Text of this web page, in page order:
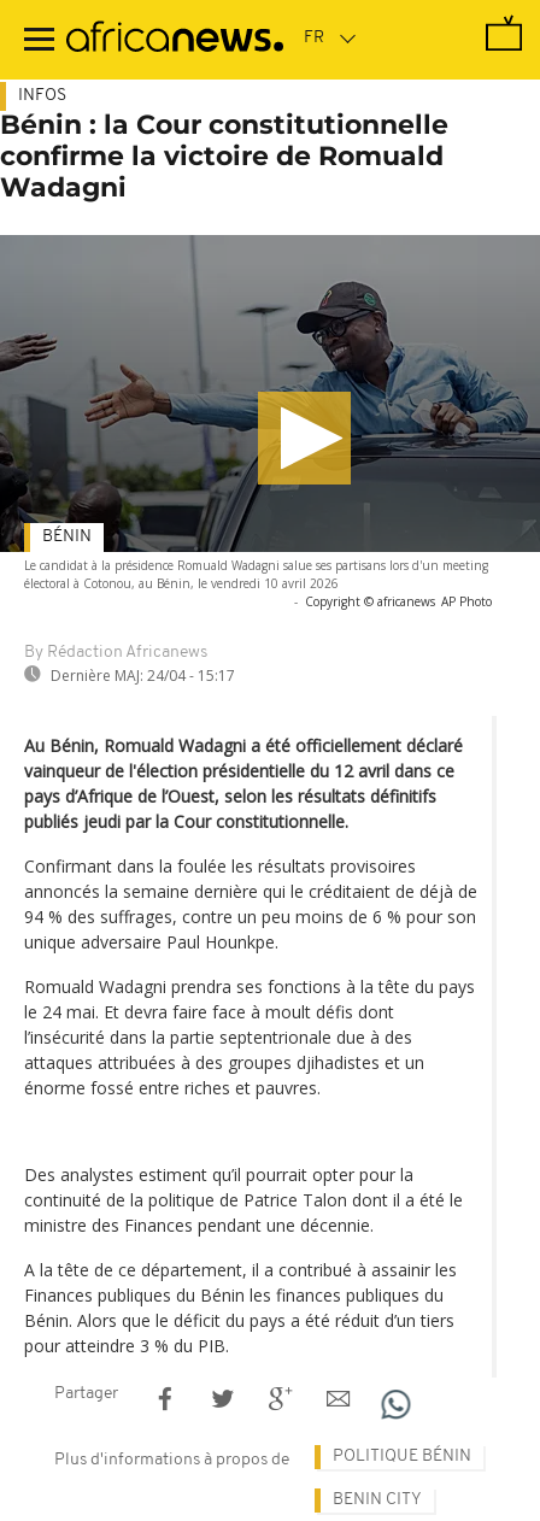
contenu
INFOS
Bénin : la Cour constitutionnelle
confirme la victoire de Romuald
Wadagni
Le candidat à la présidence Romuald Wadagni salue ses partisans lors d'un meeting
électoral à Cotonou, au Bénin, le vendredi 10 avril 2026
- Copyright © africanews AP Photo
By Rédaction Africanews
Dernière MAJ: 24/04 - 15:17
BÉNIN
Au Bénin, Romuald Wadagni a été officiellement déclaré
vainqueur de l'élection présidentielle du 12 avril dans ce
pays d’Afrique de l’Ouest, selon les résultats définitifs
publiés jeudi par la Cour constitutionnelle.
Confirmant dans la foulée les résultats provisoires
annoncés la semaine dernière qui le créditaient de déjà de
94 % des suffrages, contre un peu moins de 6 % pour son
unique adversaire Paul Hounkpe.
Romuald Wadagni prendra ses fonctions à la tête du pays
le 24 mai. Et devra faire face à moult défis dont
l’insécurité dans la partie septentrionale due à des
attaques attribuées à des groupes djihadistes et un
énorme fossé entre riches et pauvres.
Des analystes estiment qu’il pourrait opter pour la
continuité de la politique de Patrice Talon dont il a été le
ministre des Finances pendant une décennie.
A la tête de ce département, il a contribué à assainir les
Finances publiques du Bénin les finances publiques du
Bénin. Alors que le déficit du pays a été réduit d’un tiers
pour atteindre 3 % du PIB.
Partager
Plus d'informations à propos de POLITIQUE BÉNIN
BENIN CITY